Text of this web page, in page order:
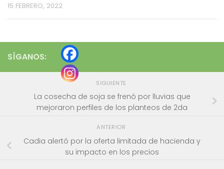
15 FEBRERO, 2022
SÍGANOS:
SIGUIENTE
La cosecha de soja se frenó por lluvias que
mejoraron perfiles de los planteos de 2da
ANTERIOR
Cadia alertó por la oferta limitada de hacienda y
su impacto en los precios